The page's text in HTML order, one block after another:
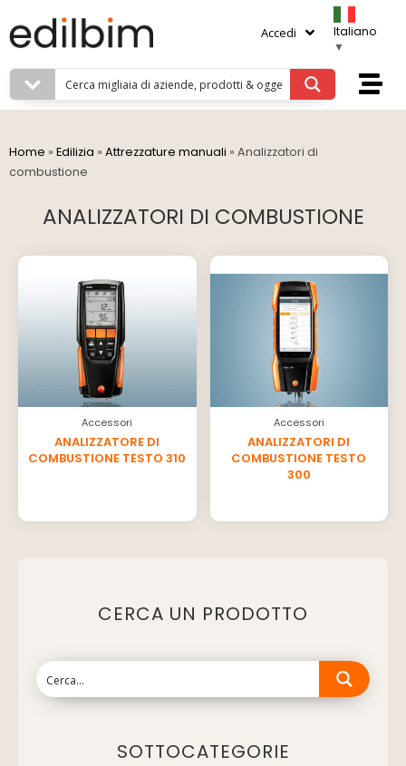
Accedi
Italiano
▼
Home » Edilizia » Attrezzature manuali » Analizzatori di
combustione
ANALIZZATORI DI COMBUSTIONE
Accessori
ANALIZZATORE DI
COMBUSTIONE TESTO 310
Accessori
ANALIZZATORI DI
COMBUSTIONE TESTO
300
CERCA UN PRODOTTO
SOTTOCATEGORIE